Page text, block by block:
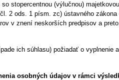
stopercentnou (výlučnou)
2 ods. 1 písm. zc) ústavného zákona
v znení neskorších predpisov a
ich súhlasu) požiadať o vyplnenie
osobných údajov v rámci